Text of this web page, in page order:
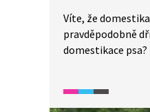
Víte, že
pravděpodobně
domestikace
k čemu slouží koze